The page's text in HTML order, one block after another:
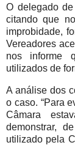
O delegado
citando que
improbidade,
Vereadores
nos informe
utilizados de
A análise dos
o caso. “Para
Câmara
demonstrar,
utilizado pela